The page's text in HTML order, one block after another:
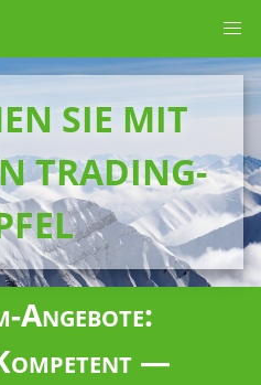
SIE MIT
TRADING-
Angebote:
—